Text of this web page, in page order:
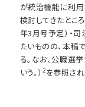
が統治機能に利用
検討してきたとこ
年3月号予定）・
たいものの、本稿
る。なお、公職選
いう。） 2を参照され